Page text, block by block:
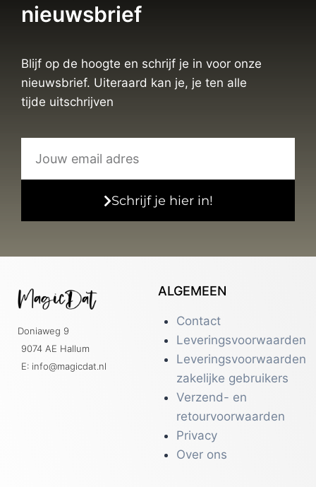
nieuwsbrief
Blijf op de hoogte en schrijf je in voor onze
nieuwsbrief. Uiteraard kan je, je ten alle
tijde uitschrijven
Schrijf je hier in!
Doniaweg 9
9074 AE Hallum
E: info@magicdat.nl
ALGEMEEN
Contact
Leveringsvoorwaarden
Leveringsvoorwaarden
zakelijke gebruikers
Verzend- en
retourvoorwaarden
Privacy
Over ons